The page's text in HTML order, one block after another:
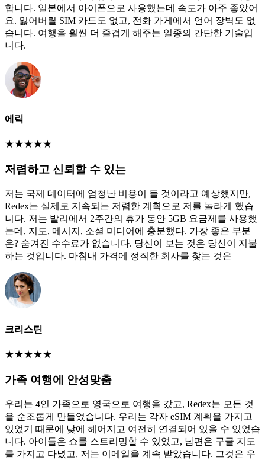
합니다. 일본에서 아이폰으로 사용했는데 속도가 아주 좋았어
요. 잃어버릴 SIM 카드도 없고, 전화 가게에서 언어 장벽도 없
습니다. 여행을 훨씬 더 즐겁게 해주는 일종의 간단한 기술입
니다.
에릭
★★★★★
저렴하고 신뢰할 수 있는
저는 국제 데이터에 엄청난 비용이 들 것이라고 예상했지만,
Redex는 실제로 지속되는 저렴한 계획으로 저를 놀라게 했습
니다. 저는 발리에서 2주간의 휴가 동안 5GB 요금제를 사용했
는데, 지도, 메시지, 소셜 미디어에 충분했다. 가장 좋은 부분
은? 숨겨진 수수료가 없습니다. 당신이 보는 것은 당신이 지불
하는 것입니다. 마침내 가격에 정직한 회사를 찾는 것은
크리스틴
★★★★★
가족 여행에 안성맞춤
우리는 4인 가족으로 영국으로 여행을 갔고, Redex는 모든 것
을 순조롭게 만들었습니다. 우리는 각자 eSIM 계획을 가지고
있었기 때문에 낮에 헤어지고 여전히 연결되어 있을 수 있었습
니다. 아이들은 쇼를 스트리밍할 수 있었고, 남편은 구글 지도
를 가지고 다녔고, 저는 이메일을 계속 받았습니다. 그것은 우